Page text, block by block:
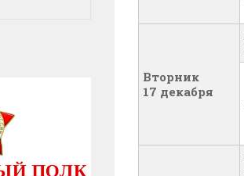
Вторник
17 декабря